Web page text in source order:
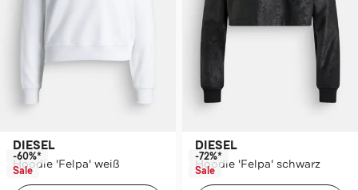
DIESEL
Hoodie 'Felpa' weiß
-60%*
Sale
DIESEL
Hoodie 'Felpa' schwarz
-72%*
Sale